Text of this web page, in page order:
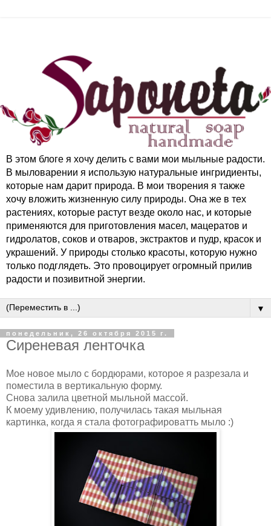
В этом блоге я хочу делить с вами мои мыльные радости.
В мыловарении я использую натуральные ингридиенты,
которые нам дарит природа. В мои творения я также
хочу вложить жизненную силу природы. Она же в тех
растениях, которые растут везде около нас, и которые
применяются для приготовления масел, мацератов и
гидролатов, соков и отваров, экстрактов и пудр, красок и
украшений. У природы столько красоты, которую нужно
только подглядеть. Это провоцирует огромный прилив
радости и позивитной энергии.
▼
понедельник, 26 октября 2015 г.
Сиреневая ленточка
Мое новое мыло с бордюрами, которое я разрезала и
поместила в вертикальную форму.
Снова залила цветной мыльной массой.
К моему удивлению, получилась такая мыльная
картинка, когда я стала фотографироватть мыло :)